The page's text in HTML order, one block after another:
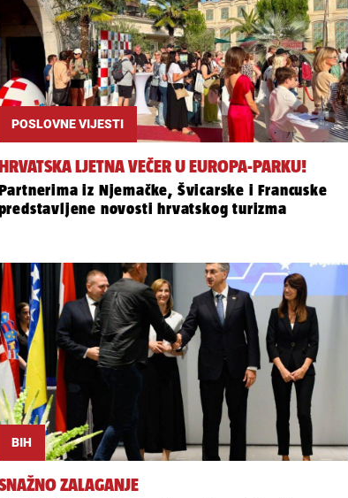
POSLOVNE VIJESTI
LJETNA VEČER U EUROPA-PARKU!
iz Njemačke, Švicarske i Francuske
novosti hrvatskog turizma
BIH
ZALAGANJE